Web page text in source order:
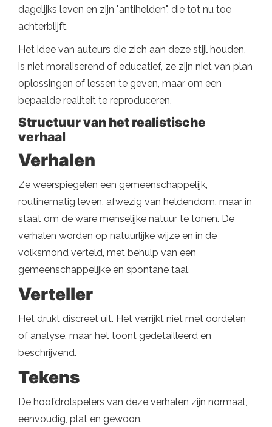
dagelijks leven en zijn "antihelden", die tot nu toe
achterblijft.
Het idee van auteurs die zich aan deze stijl houden,
is niet moraliserend of educatief, ze zijn niet van plan
oplossingen of lessen te geven, maar om een ​​
bepaalde realiteit te reproduceren.
Structuur van het realistische
verhaal
Verhalen
Ze weerspiegelen een gemeenschappelijk,
routinematig leven, afwezig van heldendom, maar in
staat om de ware menselijke natuur te tonen. De
verhalen worden op natuurlijke wijze en in de
volksmond verteld, met behulp van een
gemeenschappelijke en spontane taal.
Verteller
Het drukt discreet uit. Het verrijkt niet met oordelen
of analyse, maar het toont gedetailleerd en
beschrijvend.
Tekens
De hoofdrolspelers van deze verhalen zijn normaal,
eenvoudig, plat en gewoon.